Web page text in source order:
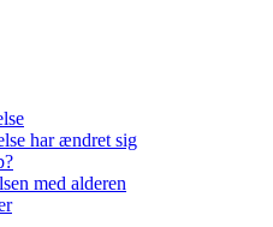
har ændret sig
med alderen